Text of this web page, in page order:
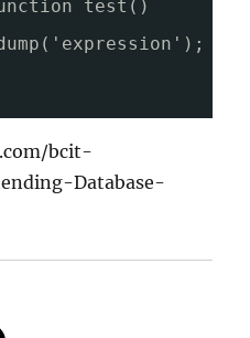
test()
bcit-
Database-